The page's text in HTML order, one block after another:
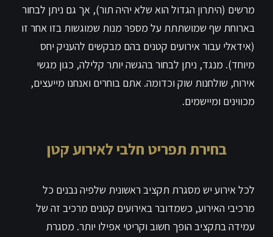
מרשים (היתרון הגדול הוא שלא יהיה תור), אך גם ניתן לבחור
בארוחת שף שמושתתת על מספר מנות שמוגשות בזו אחר זו
(אידאלי עבור אירועים קטנים בהם מבקשים להעניק יחס
מיוחד). מנגד, ניתן לבחור בהגשה יותר קלילה, כגון מגשי
אירוח, שולחנות שוק וכדומה. אתם בוחרים ואנחנו מייעצים,
מכווינים ומיישמים.
בחירת תפריט חלבי לאירוע קטן
לכל אירוע יש מסגרת תקציב ראשונית שלפיה נבנים כל
מרכיבי האירוע, כשמדובר באירועים קטנים מרכיב זה של
עמידה בתקציב הופך חשוב וקריטי אפילו יותר. מסגרת